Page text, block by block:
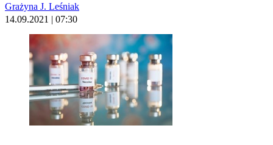
Grażyna J. Leśniak
14.09.2021 | 07:30